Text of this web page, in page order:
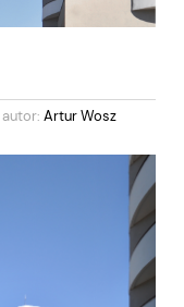
autor: Artur Wosz